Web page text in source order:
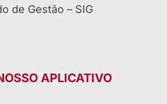
de Gestão – SIG
APLICATIVO